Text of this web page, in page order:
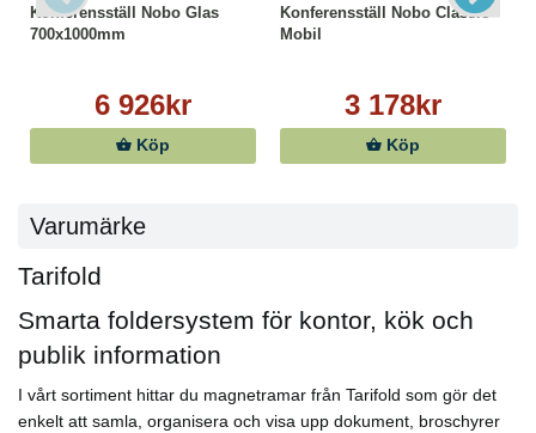
Konferensställ Nobo Glas
700x1000mm
6 926kr
Köp
Konferensställ Nobo Classic
Mobil
3 178kr
Köp
Varumärke
Tarifold
Smarta foldersystem för kontor, kök och
publik information
I vårt sortiment hittar du magnetramar från Tarifold som gör det
enkelt att samla, organisera och visa upp dokument, broschyrer